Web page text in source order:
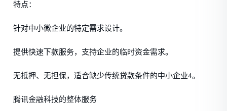
特点：
针对中小微企业的特定需求设计。
提供快速下款服务，支持企业的临时资金需求。
无抵押、无担保，适合缺少传统贷款条件的中小企业4。
腾讯金融科技的整体服务